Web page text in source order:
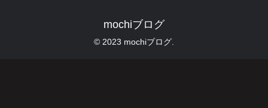
mochiブログ
© 2023 mochiブログ.